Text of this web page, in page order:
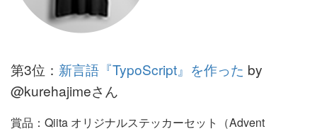
第3位： 新言語『TypoScript』を作った by
@kurehajimeさん
賞品：Qiita オリジナルステッカーセット（Advent